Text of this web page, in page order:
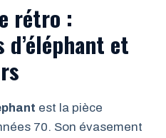
rétro :
et
est la pièce
70. Son évasement